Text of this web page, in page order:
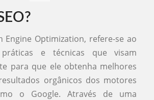
Engine Optimization, refere-se ao
e técnicas que visam
para que ele obtenha melhores
orgânicos dos motores
o Google. Através de uma